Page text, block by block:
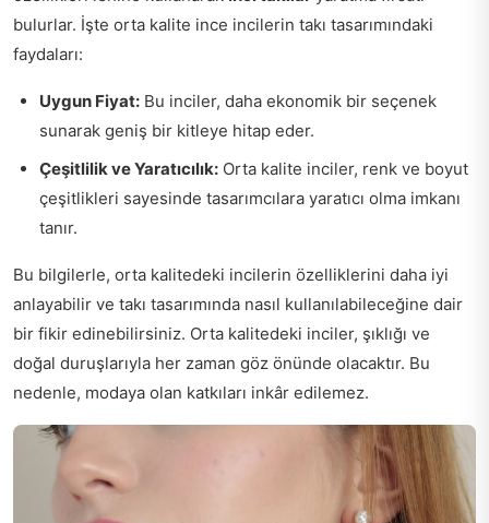
bulurlar. İşte orta kalite ince incilerin takı tasarımındaki
faydaları:
Uygun Fiyat: Bu inciler, daha ekonomik bir seçenek
sunarak geniş bir kitleye hitap eder.
Çeşitlilik ve Yaratıcılık: Orta kalite inciler, renk ve boyut
çeşitlikleri sayesinde tasarımcılara yaratıcı olma imkanı
tanır.
Bu bilgilerle, orta kalitedeki incilerin özelliklerini daha iyi
anlayabilir ve takı tasarımında nasıl kullanılabileceğine dair
bir fikir edinebilirsiniz. Orta kalitedeki inciler, şıklığı ve
doğal duruşlarıyla her zaman göz önünde olacaktır. Bu
nedenle, modaya olan katkıları inkâr edilemez.